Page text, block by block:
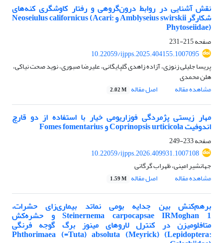
نقش آشنایی در روابط درون‌گروهی و رفتار کاوشگری کنه‌های
شکارگر Amblyseius swirskii و Neoseiulus californicus (Acari:
Phytoseiidae)
صفحه215-231
10.22059/ijpps.2025.404155.1007095
پریسا جلیلی زنوزی، آزاده زاهدی گلپایگانی، علیرضا صبوری، نوید صحت نیاکی،
هلن محمدی
مشاهده مقاله
اصل مقاله 2.02 M
مهار زیستی پژمردگی فوزاریومی خیار با استفاده از دو قارچ
اندوفیت Coprinopsis urticicola و Fomes fomentarius
صفحه233-249
10.22059/ijpps.2026.409931.1007108
جهانشیر امینی، ظهراب گرگانی
مشاهده مقاله
اصل مقاله 1.59 M
برهم‌کنش بین جدایه بومی نماتد بیماری‌زای حشرات،
Steinernema carpocapsae IRMoghan 1 و حشره‌کش
متافلومیزن در کنترل لاروهای مینوز برگ گوجه فرنگی
Phthorimaea (=Tuta) absoluta (Meyrick) (Lepidoptera: